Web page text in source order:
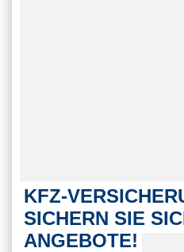
KFZ-
SICHERN SIE
ANGEBOTE!